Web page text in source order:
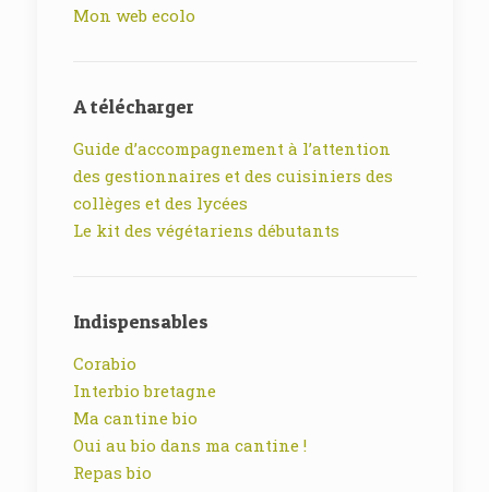
Mon web ecolo
A télécharger
Guide d’accompagnement à l’attention
des gestionnaires et des cuisiniers des
collèges et des lycées
Le kit des végétariens débutants
Indispensables
Corabio
Interbio bretagne
Ma cantine bio
Oui au bio dans ma cantine !
Repas bio